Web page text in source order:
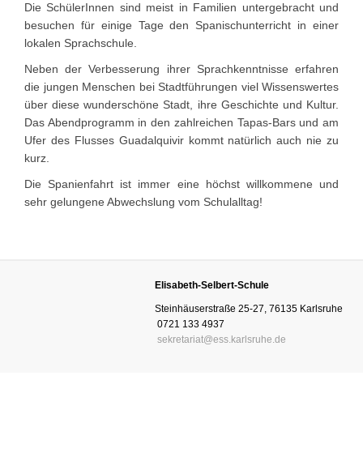
Die SchülerInnen sind meist in Familien untergebracht und
besuchen für einige Tage den Spanischunterricht in einer
lokalen Sprachschule.
Neben der Verbesserung ihrer Sprachkenntnisse erfahren
die jungen Menschen bei Stadtführungen viel Wissenswertes
über diese wunderschöne Stadt, ihre Geschichte und Kultur.
Das Abendprogramm in den zahlreichen Tapas-Bars und am
Ufer des Flusses Guadalquivir kommt natürlich auch nie zu
kurz.
Die Spanienfahrt ist immer eine höchst willkommene und
sehr gelungene Abwechslung vom Schulalltag!
Elisabeth-Selbert-Schule
Steinhäuserstraße 25-27, 76135 Karlsruhe
0721 133 4937
sekretariat@ess.karlsruhe.de